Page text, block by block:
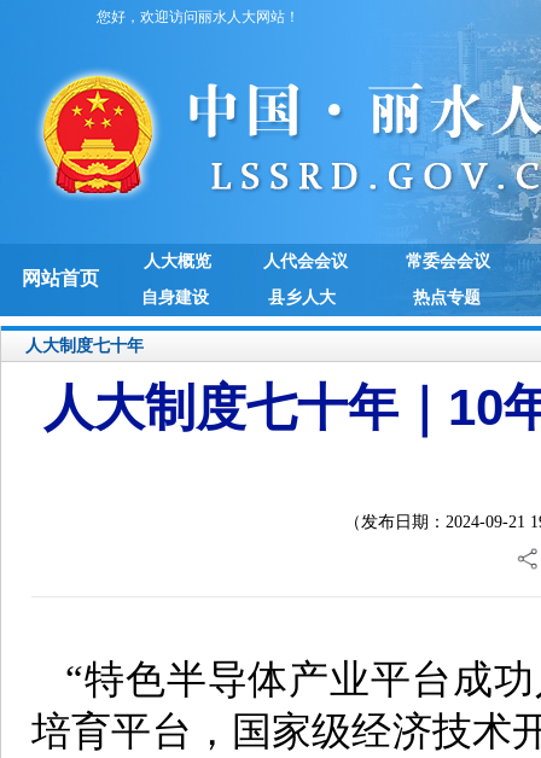
您好，欢迎访问丽水人大网站！
网站首页
人大概览 人代会会议
常委会会议
自身建设
县乡人大 热点专题
人大制度七十年
人大制度七十年｜10
（发布日期：2024-09-
“特色半导体产业平台成
培育平台，国家级经济技术